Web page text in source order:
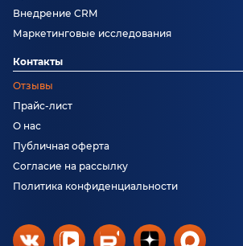
Внедрение CRM
Маркетинговые исследования
Контакты
Отзывы
Прайс-лист
О нас
Публичная оферта
Согласие на рассылку
Политика конфиденциальности